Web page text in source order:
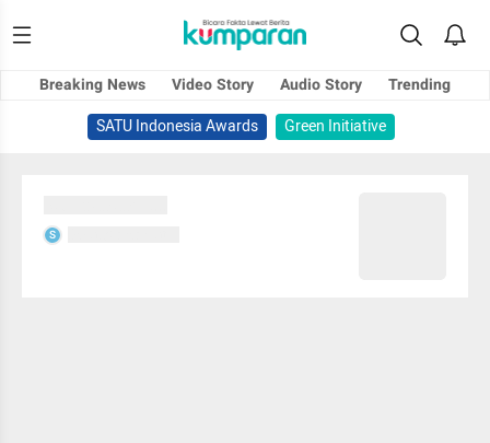
Breaking News Video Story Audio Story
Trending
SATU Indonesia Awards
Green Initiative
S